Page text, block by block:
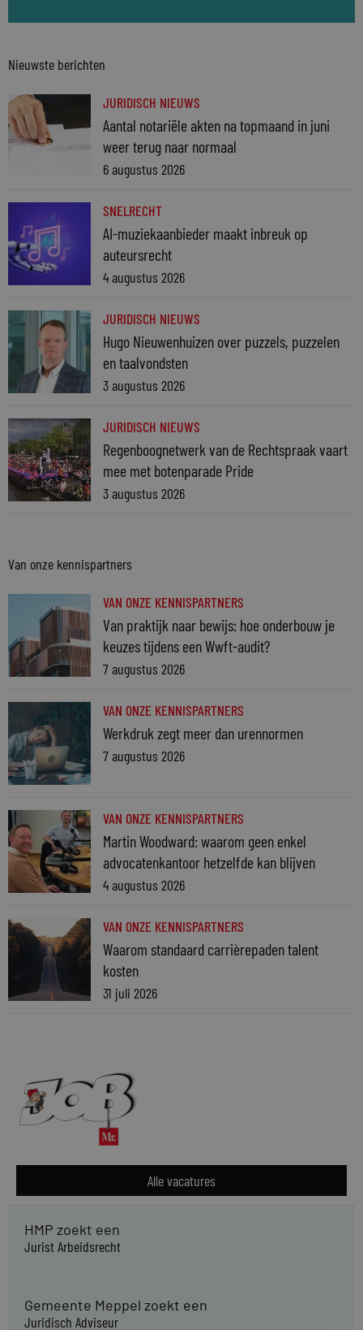
Nieuwste berichten
JURIDISCH NIEUWS
Aantal notariële akten na topmaand in juni
weer terug naar normaal
6 augustus 2026
SNELRECHT
AI-muziekaanbieder maakt inbreuk op
auteursrecht
4 augustus 2026
JURIDISCH NIEUWS
Hugo Nieuwenhuizen over puzzels, puzzelen
en taalvondsten
3 augustus 2026
JURIDISCH NIEUWS
Regenboognetwerk van de Rechtspraak vaart
mee met botenparade Pride
3 augustus 2026
Van onze kennispartners
VAN ONZE KENNISPARTNERS
Van praktijk naar bewijs: hoe onderbouw je
keuzes tijdens een Wwft-audit?
7 augustus 2026
VAN ONZE KENNISPARTNERS
Werkdruk zegt meer dan urennormen
7 augustus 2026
VAN ONZE KENNISPARTNERS
Martin Woodward: waarom geen enkel
advocatenkantoor hetzelfde kan blijven
4 augustus 2026
VAN ONZE KENNISPARTNERS
Waarom standaard carrièrepaden talent
kosten
31 juli 2026
Alle vacatures
HMP zoekt een
Jurist Arbeidsrecht
Gemeente Meppel zoekt een
Juridisch Adviseur